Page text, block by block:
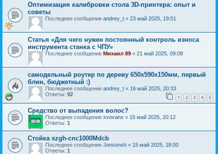
Оптимизация калибровки стола 3D-принтера: опыт и
советы
Последнее сообщение andrey_t « 23 май 2025, 19:51
Статья «Для чего нужен постоянный контроль износа
инструмента станка с ЧПУ»
Последнее сообщение Михаил 89 « 21 май 2025, 09:08
самодельный роутер по дереву 650х590х150мм, первый
блин, бюджетный :)
Последнее сообщение andrey_t « 16 май 2025, 20:33
Ответы: 92 1 2 3 4 5
Средство от выпадения волос?
Последнее сообщение xvovanx « 15 май 2025, 20:12
Ответы: 1
Стойка szgh-cnc1000Mdcb
Последнее сообщение Jonsonsh « 15 май 2025, 18:00
Ответы: 1